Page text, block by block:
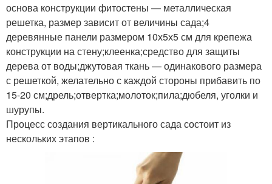
основа конструкции фитостены — металлическая
решетка, размер зависит от величины сада;4
деревянные панели размером 10х5х5 см для крепежа
конструкции на стену;клеенка;средство для защиты
дерева от воды;джутовая ткань — одинакового размера
с решеткой, желательно с каждой стороны прибавить по
15-20 см;дрель;отвертка;молоток;пила;дюбеля, уголки и
шурупы.
Процесс создания вертикального сада состоит из
нескольких этапов :